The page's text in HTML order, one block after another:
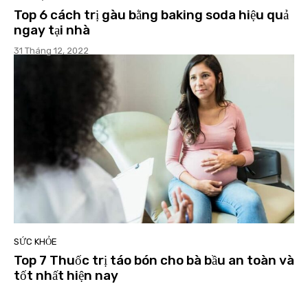
Top 6 cách trị gàu bằng baking soda hiệu quả
ngay tại nhà
31 Tháng 12, 2022
SỨC KHỎE
Top 7 Thuốc trị táo bón cho bà bầu an toàn và
tốt nhất hiện nay